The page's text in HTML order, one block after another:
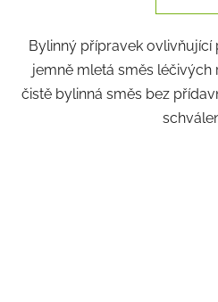
Bylinný přípravek ovlivňující
jemně mletá směs léčivých
čistě bylinná směs bez